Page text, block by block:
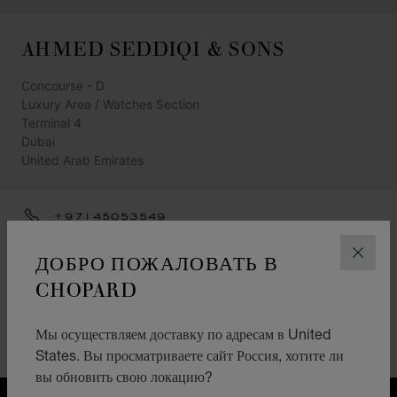
ДОБРО ПОЖАЛОВАТЬ В
CHOPARD
Мы осуществляем доставку по адресам в United
States. Вы просматриваете сайт Россия, хотите ли
вы обновить свою локацию?
AHMED SEDDIQI & SONS
Concourse - D
Luxury Area / Watches Section
Terminal 4
Dubai
United Arab Emirates
+97145053549
КАТЕГОРИИ
Ювелирные изделия